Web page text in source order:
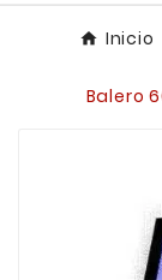
Inicio
Balero